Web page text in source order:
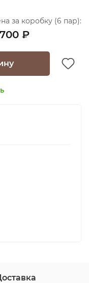
за коробку (6 пар):
₽